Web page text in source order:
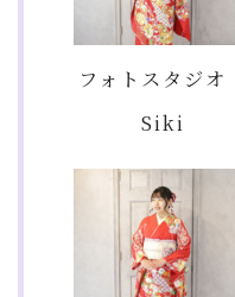
フォトスタジオ
Siki